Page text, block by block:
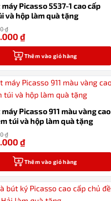
Picasso 5537-1 cao cấp
và hộp làm quà tặng
₫
₫
Thêm vào giỏ hàng
Picasso 911 màu vàng cao
túi và hộp làm quà tặng
₫
₫
Thêm vào giỏ hàng